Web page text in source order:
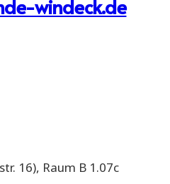
windeck.de
16), Raum B 1.07c